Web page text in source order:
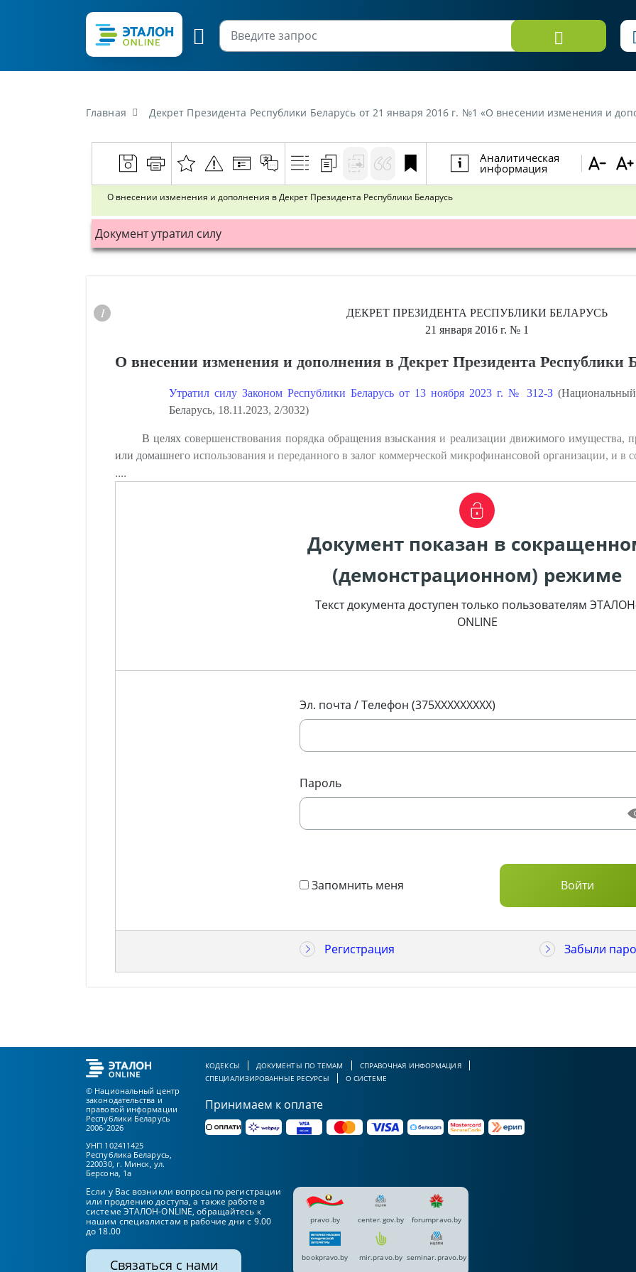
Главная Декрет Президента Республики Беларусь от 21 января 2016 г. №1 «О внесении изменения и
Аналитическая
информация
О внесении изменения и дополнения в Декрет Президента Республики Беларусь
Документ утратил силу
ДЕКРЕТ ПРЕЗИДЕНТА РЕСПУБЛИКИ БЕЛАРУСЬ
21 января 2016 г. № 1
О внесении изменения и дополнения в Декрет Президента Республики
Утратил силу Законом Республики Беларусь от 13 ноября 2023 г. № 312-З(Национальный
Беларусь, 18.11.2023, 2/3032)
В целях совершенствования порядка обращения взыскания и реализации движимого имущества,
или домашнего использования и переданного в залог коммерческой микрофинансовой организации, и в
....
Документ показан в
(демонстрационном) режиме
Текст документа доступен только пользователям
ONLINE
Эл. почта / Телефон (375XXXXXXXXX)
Пароль
Запомнить меня
Регистрация Забыли
© Национальный центр
законодательства и
правовой информации
Республики Беларусь
2006-2026
УНП 102411425
Республика Беларусь,
220030, г. Минск, ул.
Берсона, 1а
КОДЕКСЫ ДОКУМЕНТЫ ПО ТЕМАМ
СПРАВОЧНАЯ ИНФОРМАЦИЯ
СПЕЦИАЛИЗИРОВАННЫЕ РЕСУРСЫ
О СИСТЕМЕ
Принимаем к оплате
Если у Вас возникли вопросы по регистрации
или продлению доступа, а также работе в
системе ЭТАЛОН-ONLINE, обращайтесь к
нашим специалистам в рабочие дни с 9.00
до 18.00
Связаться с нами
pravo.by center.gov.by forumpravo.by
bookpravo.by mir.pravo.by seminar.pravo.by